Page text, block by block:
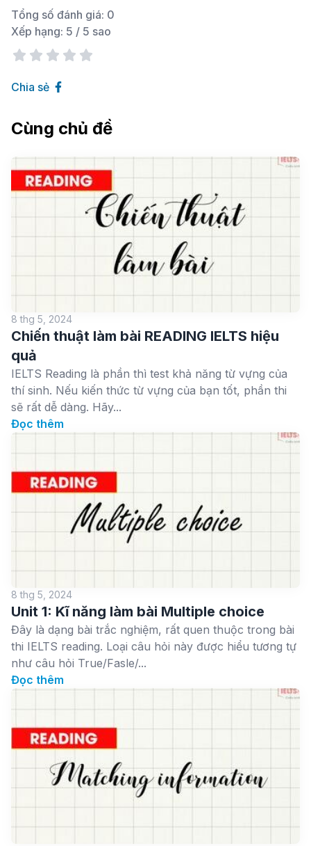
Tổng số đánh giá: 0
Xếp hạng: 5 / 5 sao
Chia sẻ
Cùng chủ đề
8 thg 5, 2024
Chiến thuật làm bài READING IELTS hiệu
quả
IELTS Reading là phần thì test khả năng từ vựng của
thí sinh. Nếu kiến thức từ vựng của bạn tốt, phần thi
sẽ rất dễ dàng. Hãy...
Đọc thêm
8 thg 5, 2024
Unit 1: Kĩ năng làm bài Multiple choice
Đây là dạng bài trắc nghiệm, rất quen thuộc trong bài
thi IELTS reading. Loại câu hỏi này được hiểu tương tự
như câu hỏi True/Fasle/...
Đọc thêm